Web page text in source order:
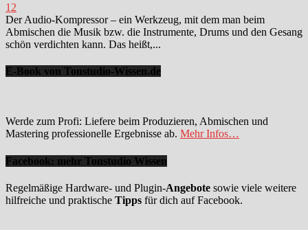
12
Der Audio-Kompressor – ein Werkzeug, mit dem man beim
Abmischen die Musik bzw. die Instrumente, Drums und den Gesang
schön verdichten kann. Das heißt,...
E-Book von Tonstudio-Wissen.de
Werde zum Profi: Liefere beim Produzieren, Abmischen und
Mastering professionelle Ergebnisse ab. Mehr Infos…
Facebook: mehr Tonstudio Wissen
Regelmäßige Hardware- und Plugin-Angebote sowie viele weitere
hilfreiche und praktische Tipps für dich auf Facebook.